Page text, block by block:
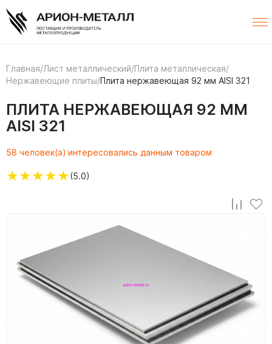
Главная/Лист металлический/Плита металлическая/
Нержавеющие плиты/Плита нержавеющая 92 мм AISI 321
ПЛИТА НЕРЖАВЕЮЩАЯ 92 ММ
AISI 321
58 человек(а) интересовались данным товаром
★★★★★(5.0)